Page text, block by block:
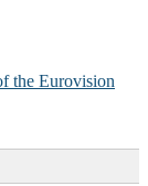
the Eurovision